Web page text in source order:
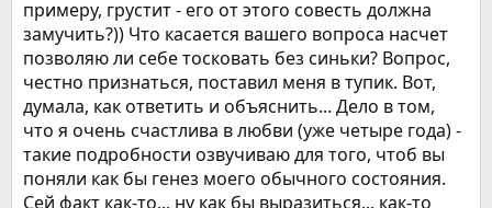
примеру, грустит - его от этого совесть должна
замучить?)) Что касается вашего вопроса насчет
позволяю ли себе тосковать без синьки? Вопрос,
честно признаться, поставил меня в тупик. Вот,
думала, как ответить и объяснить... Дело в том,
что я очень счастлива в любви (уже четыре года) -
такие подробности озвучиваю для того, чтоб вы
поняли как бы генез моего обычного состояния.
Сей факт как-то... ну как бы выразиться... как-то